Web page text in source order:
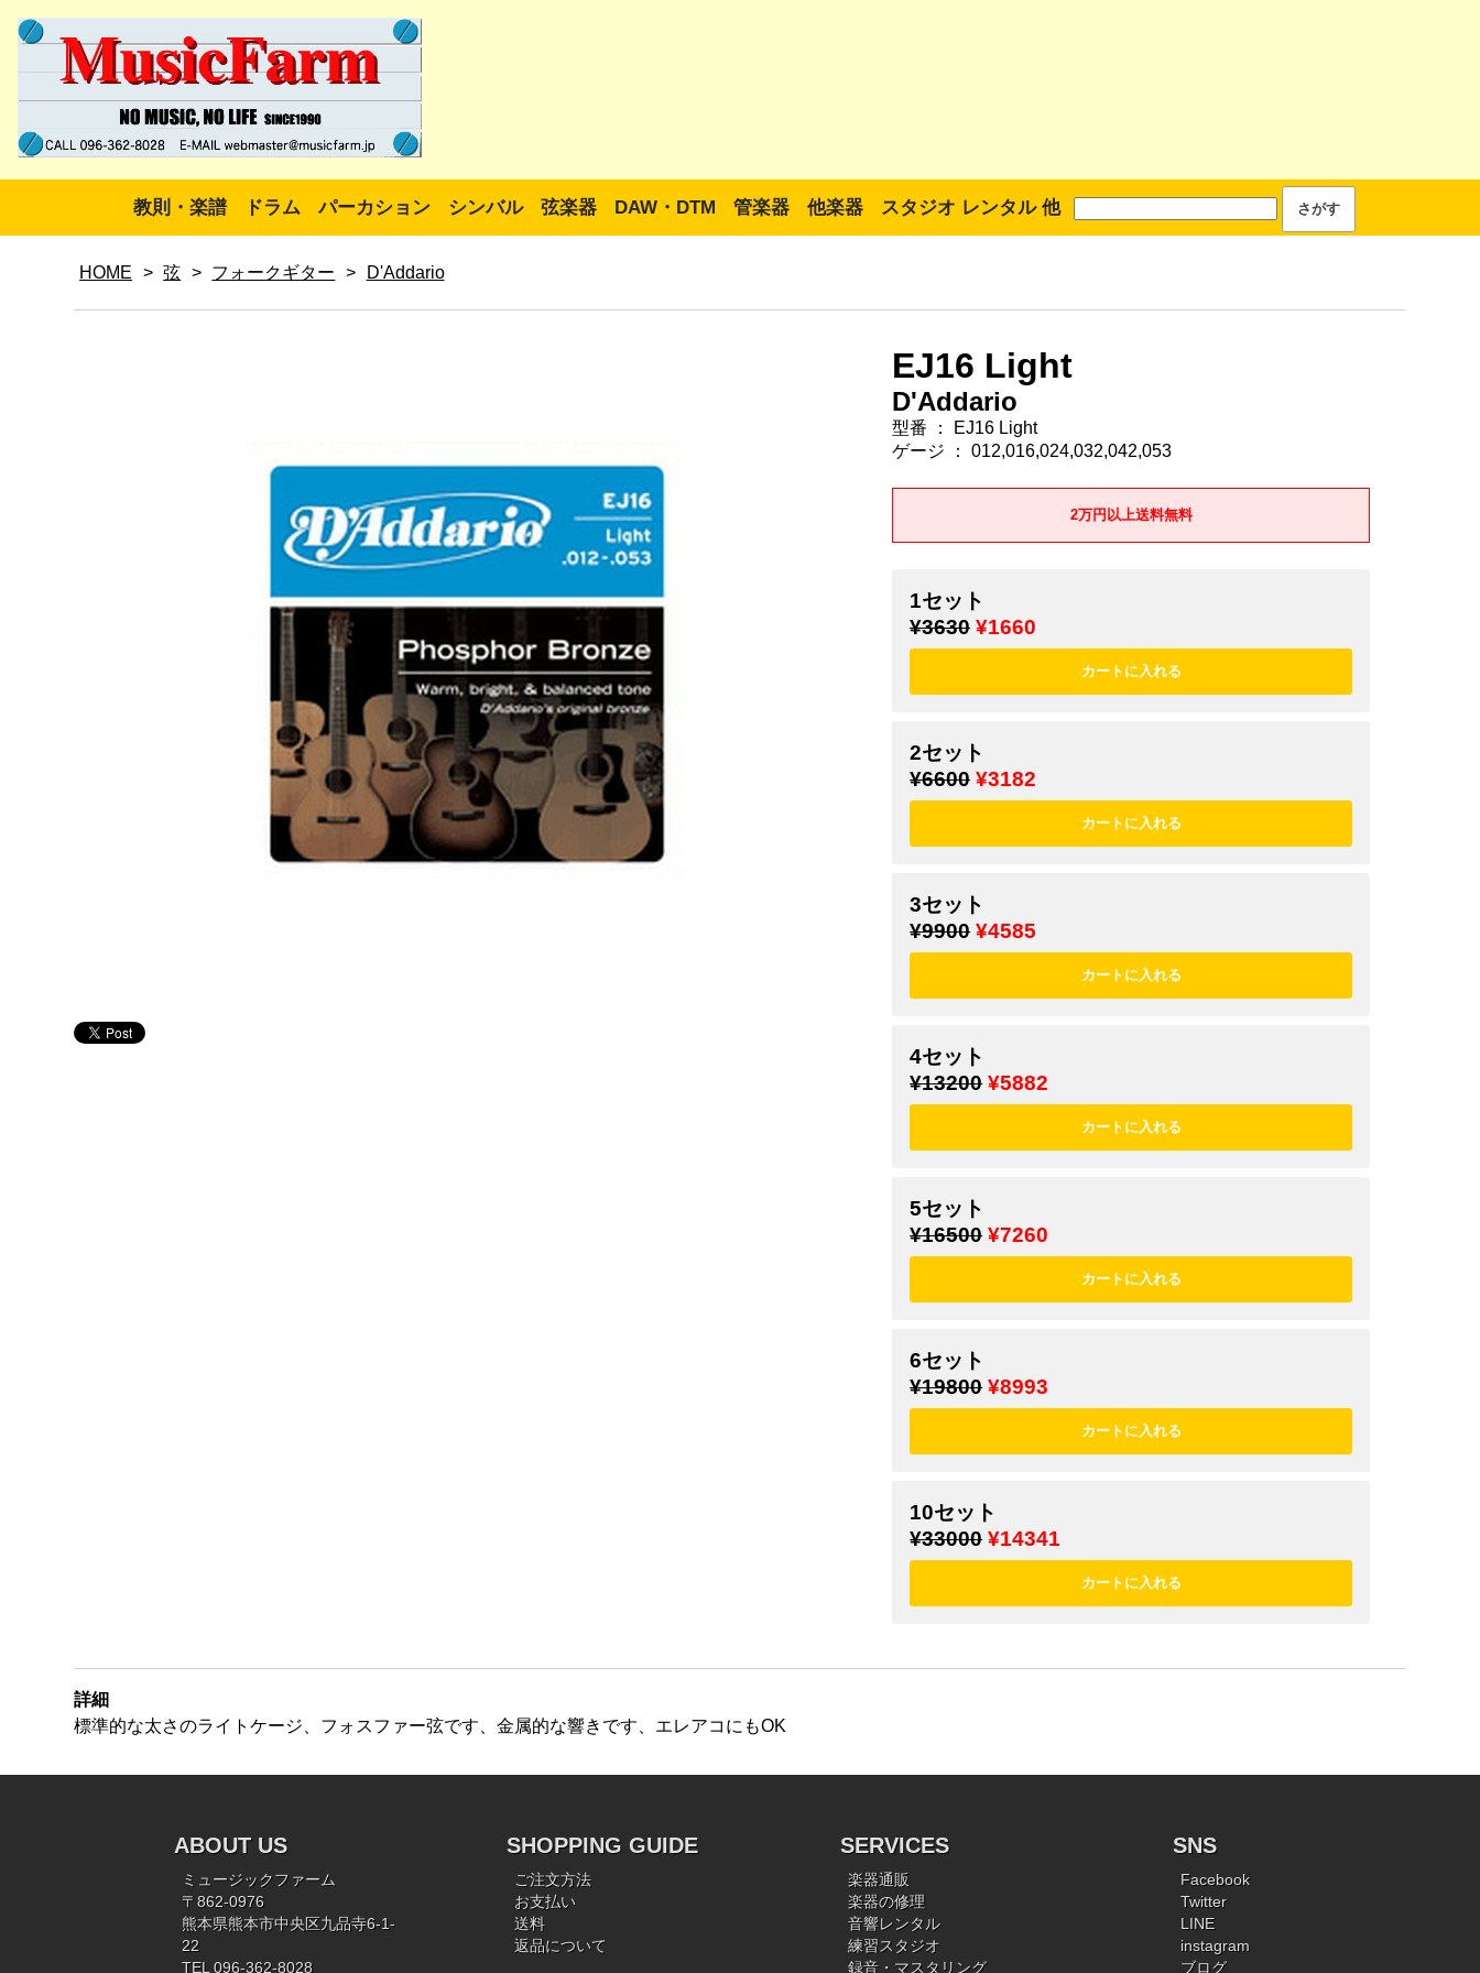
教則・楽譜 ドラム パーカション シンバル 弦楽器 DAW・DTM 管楽器 他楽器 スタジオ レンタル 他
HOME > 弦 > フォークギター > D'Addario
EJ16 Light
D'Addario
型番 ： EJ16 Light
ゲージ ： 012,016,024,032,042,053
2万円以上送料無料
1セット
¥3630 ¥1660
2セット
¥6600 ¥3182
3セット
¥9900 ¥4585
4セット
¥13200 ¥5882
5セット
¥16500 ¥7260
6セット
¥19800 ¥8993
10セット
¥33000 ¥14341
詳細
標準的な太さのライトケージ、フォスファー弦です、金属的な響きです、エレアコにもOK
ABOUT US
ミュージックファーム
〒862-0976
熊本県熊本市中央区九品寺6-1-
22
TEL 096-362-8028
SHOPPING GUIDE
ご注文方法
お支払い
送料
返品について
SERVICES
楽器通販
楽器の修理
音響レンタル
練習スタジオ
録音・マスタリング
SNS
Facebook
Twitter
LINE
instagram
ブログ